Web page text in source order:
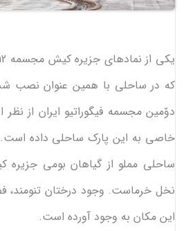
که در ساحلی با همین عنوان نصب
دوّمین مجسمه فیگوراتیو ایران از
خاصی به این پارک ساحلی داده
ساحلی مملو از گیاهان بومی جزیره
این مکان به وجود آورده است.